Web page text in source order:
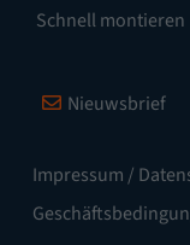
Schnell montieren
Impressum /
Nieuwsbrief